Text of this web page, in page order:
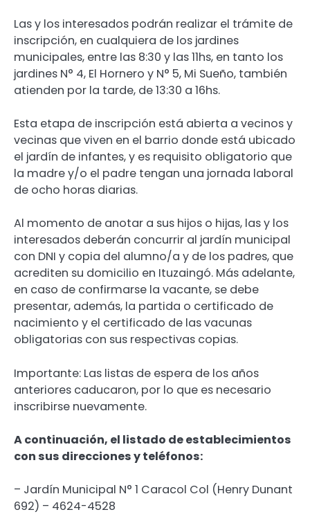
Las y los interesados podrán realizar el trámite de
inscripción, en cualquiera de los jardines
municipales, entre las 8:30 y las 11hs, en tanto los
jardines N° 4, El Hornero y N° 5, Mi Sueño, también
atienden por la tarde, de 13:30 a 16hs.
Esta etapa de inscripción está abierta a vecinos y
vecinas que viven en el barrio donde está ubicado
el jardín de infantes, y es requisito obligatorio que
la madre y/o el padre tengan una jornada laboral
de ocho horas diarias.
Al momento de anotar a sus hijos o hijas, las y los
interesados deberán concurrir al jardín municipal
con DNI y copia del alumno/a y de los padres, que
acrediten su domicilio en Ituzaingó. Más adelante,
en caso de confirmarse la vacante, se debe
presentar, además, la partida o certificado de
nacimiento y el certificado de las vacunas
obligatorias con sus respectivas copias.
Importante: Las listas de espera de los años
anteriores caducaron, por lo que es necesario
inscribirse nuevamente.
A continuación, el listado de establecimientos
con sus direcciones y teléfonos:
– Jardín Municipal N° 1 Caracol Col (Henry Dunant
692) – 4624-4528